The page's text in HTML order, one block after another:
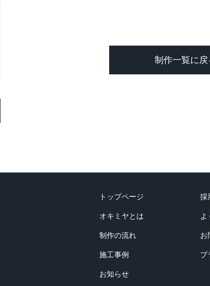
制作一覧に戻
トップページ
オキミヤとは
制作の流れ
施工事例
お知らせ
採
よ
お
プ